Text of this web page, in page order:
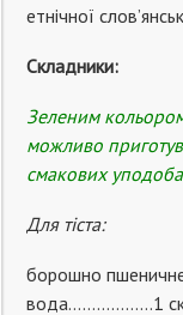
етнічної
Складники:
Зеленим
можливо
смакових
Для тіста:
борошно
вода………………1